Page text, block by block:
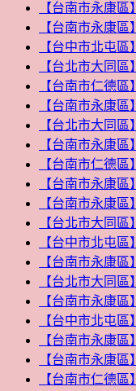
【台南市永康
【台南市永康區
【台中市北屯
【台北市大同
【台南市仁德區
【台南市永康區
【台北市大同區
【台南市永康區
【台南市仁德
【台南市永康
【台南市永康
【台北市大同
【台中市北屯區
【台南市永康區
【台北市大同
【台南市永康區
【台中市北屯區
【台南市永康
【台南市永康
【台南市仁德